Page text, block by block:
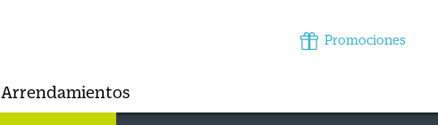
Promociones
Arrendamientos